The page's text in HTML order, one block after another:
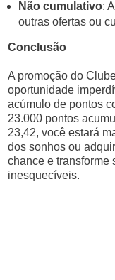
Não cumulativo:
outras ofertas ou
Conclusão
A promoção do
oportunidade
acúmulo de pontos
23.000 pontos
23,42, você estará
dos sonhos ou
chance e transforme
inesquecíveis.